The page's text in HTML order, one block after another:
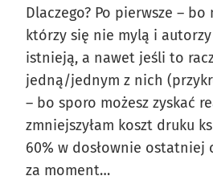
Dlaczego? Po pierwsze –
którzy się nie mylą i
istnieją, a nawet jeśli to
jedną/jednym z nich
– bo sporo możesz zyskać
zmniejszyłam koszt druku
60% w dosłownie ostatniej
za moment…